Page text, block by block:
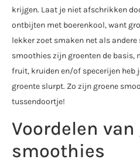
krijgen. Laat je niet afschrikken
ontbijten met boerenkool, want
lekker zoet smaken net als
smoothies zijn groenten de basis,
fruit, kruiden en/of specerijen heb
groente slurpt. Zo zijn groene
tussendoortje!
Voordelen van
smoothies